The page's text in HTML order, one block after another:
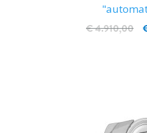
€ 4.910,00